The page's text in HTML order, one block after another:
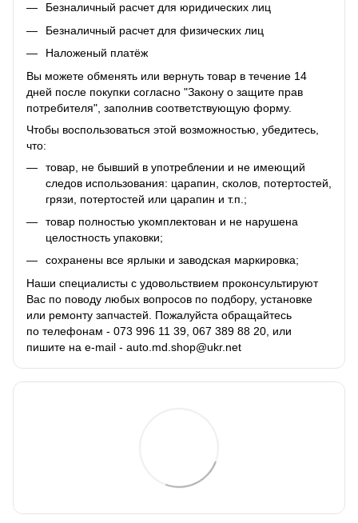
Безналичный расчет для юридических лиц
Безналичный расчет для физических лиц
Наложеный платёж
Вы можете обменять или вернуть товар в течение 14
дней после покупки согласно "Закону о защите прав
потребителя", заполнив соответствующую форму.
Чтобы воспользоваться этой возможностью, убедитесь,
что:
товар, не бывший в употреблении и не имеющий
следов использования: царапин, сколов, потертостей,
грязи, потертостей или царапин и т.п.;
товар полностью укомплектован и не нарушена
целостность упаковки;
сохранены все ярлыки и заводская маркировка;
Наши специалисты с удовольствием проконсультируют
Вас по поводу любых вопросов по подбору, установке
или ремонту запчастей. Пожалуйста обращайтесь
по телефонам - 073 996 11 39, 067 389 88 20, или
пишите на e-mail - auto.md.shop@ukr.net